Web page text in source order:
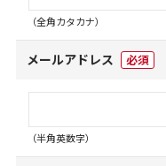
（全角カタカナ）
メールアドレス 必須
（半角英数字）